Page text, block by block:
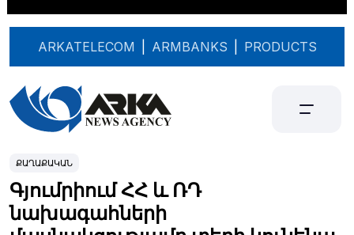
ARKATELECOM ARMBANKS PRODUCTS
ՔԱՂԱՔԱԿԱՆ
Գյումրիում ՀՀ և ՌԴ
նախագահների